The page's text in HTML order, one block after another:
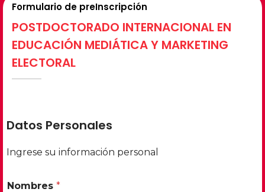
Formulario de preInscripción
POSTDOCTORADO INTERNACIONAL EN
EDUCACIÓN MEDIÁTICA Y MARKETING
ELECTORAL
Datos Personales
Ingrese su información personal
Nombres *